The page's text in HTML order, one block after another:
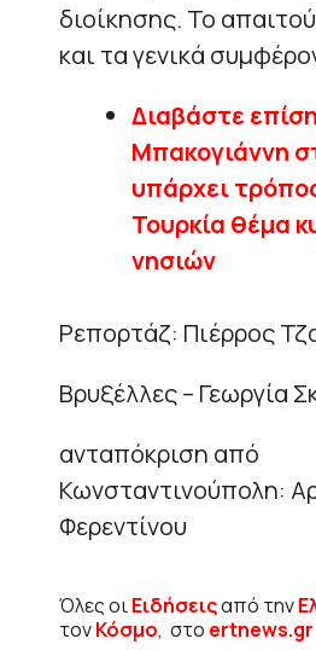
διοίκησης. Το
και τα γενικά
Διαβάστε
Μπακογιάννη
υπάρχει
Τουρκία θέμα
νησιών
Ρεπορτάζ: Πιέρρος
Βρυξέλλες – Γεωργία
ανταπόκριση από
Κωνσταντινούπολη:
Φερεντίνου
Όλες οιΕιδήσειςαπό την
τονΚόσμο, στο ertnews.gr